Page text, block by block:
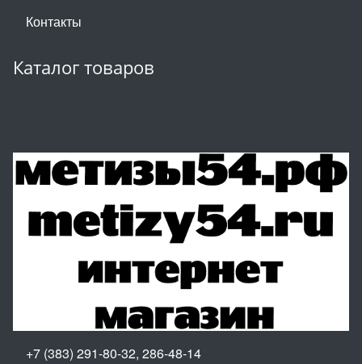
Контакты
Каталог товаров
+7 (383) 291-80-32, 286-48-14